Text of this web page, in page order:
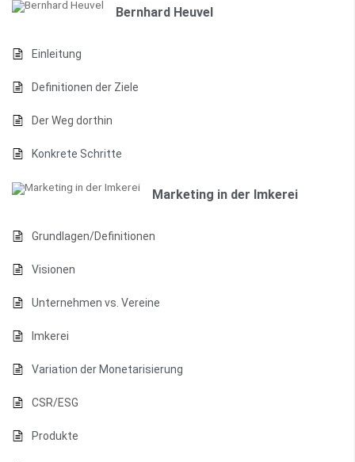
Bernhard Heuvel
Einleitung
Definitionen der Ziele
Der Weg dorthin
Konkrete Schritte
Marketing in der Imkerei
Grundlagen/Definitionen
Visionen
Unternehmen vs. Vereine
Imkerei
Variation der Monetarisierung
CSR/ESG
Produkte